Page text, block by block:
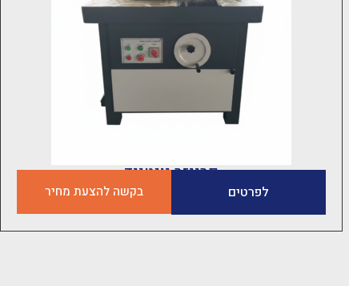
פרייזר יונטייד
לפרטים בקשה להצעת מחיר